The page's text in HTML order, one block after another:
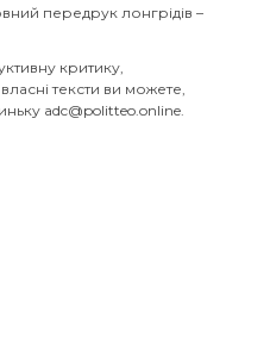
передрук лонгрідів –
критику,
тексти ви можете,
adc@politteo.online.